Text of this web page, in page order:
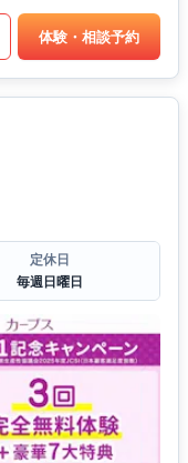
体験・相談予約
定休日
毎週日曜日